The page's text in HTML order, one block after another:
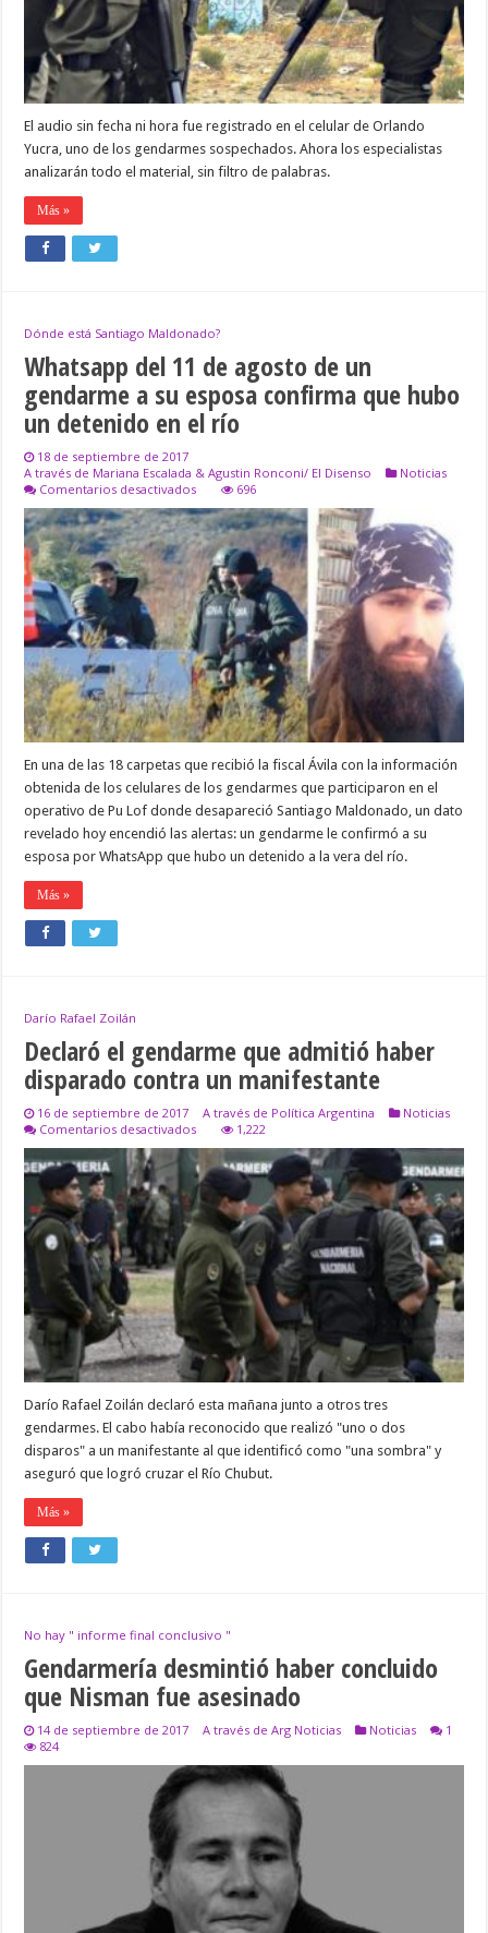
vine
trayendo
a
El
Bolsón
un
El audio sin fecha ni hora fue registrado en el celular de Orlando
Yucra, uno de los gendarmes sospechados. Ahora los especialistas
analizarán todo el material, sin filtro de palabras.
Más »
Dónde está Santiago Maldonado?
Whatsapp del 11 de agosto de un
gendarme a su esposa confirma que hubo
un detenido en el río
18 de septiembre de 2017
A través de Mariana Escalada & Agustin Ronconi/ El Disenso
Noticias
Comentarios desactivadosen
Whatsapp
del
11
de
agosto
de
un
gendarme
a
su
esposa
confirma
que
hubo
un
en
el
696
En una de las 18 carpetas que recibió la fiscal Ávila con la información
obtenida de los celulares de los gendarmes que participaron en el
operativo de Pu Lof donde desapareció Santiago Maldonado, un dato
revelado hoy encendió las alertas: un gendarme le confirmó a su
esposa por WhatsApp que hubo un detenido a la vera del río.
Más »
Darío Rafael Zoilán
Declaró el gendarme que admitió haber
disparado contra un manifestante
16 de septiembre de 2017 A través de Política Argentina
Noticias
Comentarios desactivadosen
Declaró
el
gendarme
que
admitió
haber
disparado
contra
un
manifestante
1,222
Darío Rafael Zoilán declaró esta mañana junto a otros tres
gendarmes. El cabo había reconocido que realizó "uno o dos
disparos" a un manifestante al que identificó como "una sombra" y
aseguró que logró cruzar el Río Chubut.
Más »
No hay " informe final conclusivo "
Gendarmería desmintió haber concluido
que Nisman fue asesinado
14 de septiembre de 2017 A través de Arg Noticias Noticias
1
824